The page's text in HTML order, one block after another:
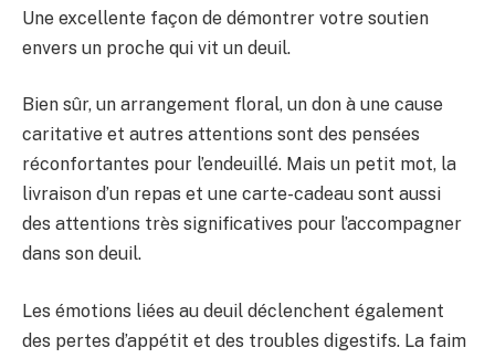
Une excellente façon de démontrer votre soutien
envers un proche qui vit un deuil.
Bien sûr, un arrangement floral, un don à une cause
caritative et autres attentions sont des pensées
réconfortantes pour l’endeuillé. Mais un petit mot, la
livraison d’un repas et une carte-cadeau sont aussi
des attentions très significatives pour l’accompagner
dans son deuil.
Les émotions liées au deuil déclenchent également
des pertes d’appétit et des troubles digestifs. La faim